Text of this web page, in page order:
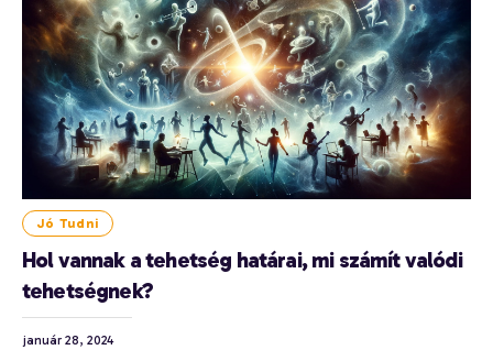
Jó Tudni
Hol vannak a tehetség határai, mi számít valódi
tehetségnek?
január 28, 2024